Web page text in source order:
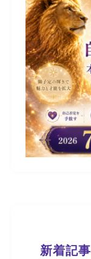
新着記事